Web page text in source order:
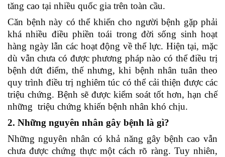
tăng cao tại nhiều quốc gia trên toàn cầu.
Căn bệnh này có thể khiến cho người bệnh gặp phải
khá nhiều điều phiền toái trong đời sống sinh hoạt
hàng ngày lẫn các hoạt động về thể lực. Hiện tại, mặc
dù vẫn chưa có được phương pháp nào có thể điều trị
bệnh dứt điểm, thế nhưng, khi bệnh nhân tuân theo
quy trình điều trị nghiêm túc có thể cải thiện được các
triệu chứng. Bệnh sẽ được kiểm soát tốt hơn, hạn chế
những triệu chứng khiến bệnh nhân khó chịu.
2. Những nguyên nhân gây bệnh là gì?
Những nguyên nhân có khả năng gây bệnh cao vẫn
chưa được chứng thực một cách rõ ràng. Tuy nhiên,